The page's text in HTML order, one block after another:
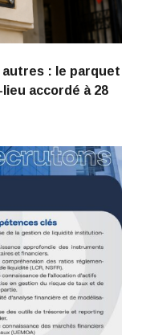
: le parquet
accordé à 28